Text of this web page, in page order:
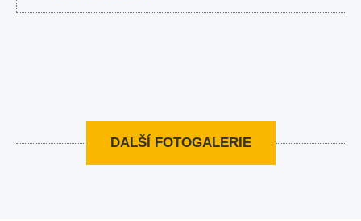
DALŠÍ FOTOGALERIE